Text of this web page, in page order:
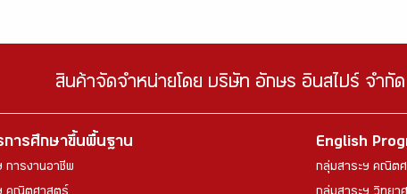
สินค้าจัดจำหน่ายโดย บริษัท อักษร อินสไปร์ จำกั
การศึกษาขึ้นพื้นฐาน
การงานอาชีพ
English
กลุ่มสาระฯ คณิต